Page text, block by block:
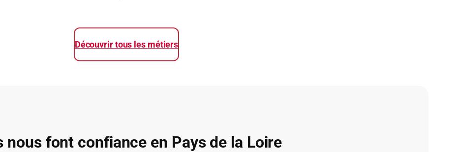
Découvrir tous les métiers
nous font confiance en Pays de la Loire